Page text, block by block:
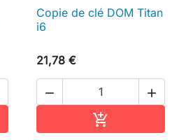
Copie de clé DOM Titan
i6
21,78 €
 
